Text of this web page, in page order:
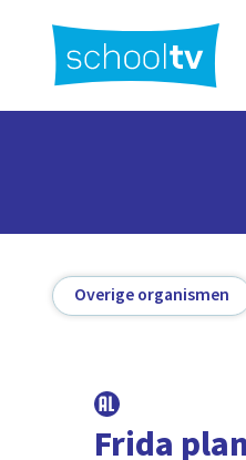
hoofdinhoud
Overige organismen
Frida